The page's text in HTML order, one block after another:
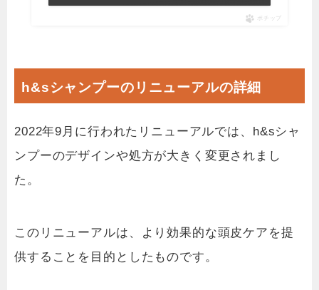
ポチップ
h&sシャンプーのリニューアルの詳細
2022年9月に行われたリニューアルでは、h&sシャ
ンプーのデザインや処方が大きく変更されまし
た。
このリニューアルは、より効果的な頭皮ケアを提
供することを目的としたものです。